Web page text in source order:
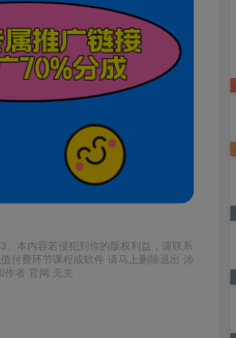
本内容若侵犯到你的版权利益，请联系
付费环节课程或软件 请马上删除退出 涉
作者 官网 无关